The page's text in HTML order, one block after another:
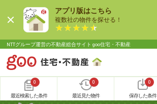
アプリ版はこちら
複数社の物件を探せる！
NTTグループ運営の不動産総合サイト goo住宅・不動産
0
最近検索した条件
0
最近見た物件
0
保存した条件